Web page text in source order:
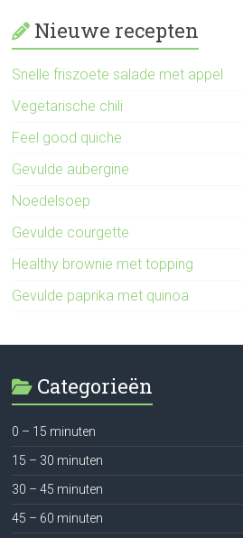
Nieuwe recepten
Snelle friszoete salade met appel
Vegetarische chili
Feel good quiche
Gevulde aubergine
Noedelsoep
Gevulde courgette
Healthy brownie met topping
Gevulde paprika met quinoa
Categorieën
0 – 15 minuten
15 – 30 minuten
30 – 45 minuten
45 – 60 minuten